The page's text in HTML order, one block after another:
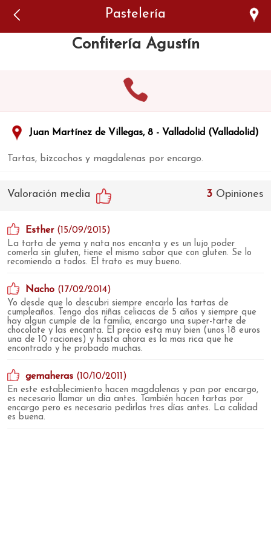
Pastelería
Confitería Agustín
Juan Martínez de Villegas, 8 - Valladolid (Valladolid)
Tartas, bizcochos y magdalenas por encargo.
3 Opiniones
Valoración media
Esther(15/09/2015)
La tarta de yema y nata nos encanta y es un lujo poder
comerla sin gluten, tiene el mismo sabor que con gluten. Se lo
recomiendo a todos. El trato es muy bueno.
Nacho (17/02/2014)
Yo desde que lo descubri siempre encarlo las tartas de
cumpleaños. Tengo dos niñas celiacas de 5 años y siempre que
hay algun cumple de la familia, encargo una super-tarte de
chocolate y las encanta. El precio esta muy bien (unos 18 euros
una de 10 raciones) y hasta ahora es la mas rica que he
encontrado y he probado muchas.
gemaheras (10/10/2011)
En este establecimiento hacen magdalenas y pan por encargo,
es necesario llamar un día antes. También hacen tartas por
encargo pero es necesario pedirlas tres días antes. La calidad
es buena.
Error: The domain WWW.VIAJARSINGLUTEN.COM is not
authorized to show the cookie declaration for domain group
ID 546ddaab-b478-4440-aa8a-3b0205284212. Please add it to
the domain group in the Cookiebot Manager to authorize